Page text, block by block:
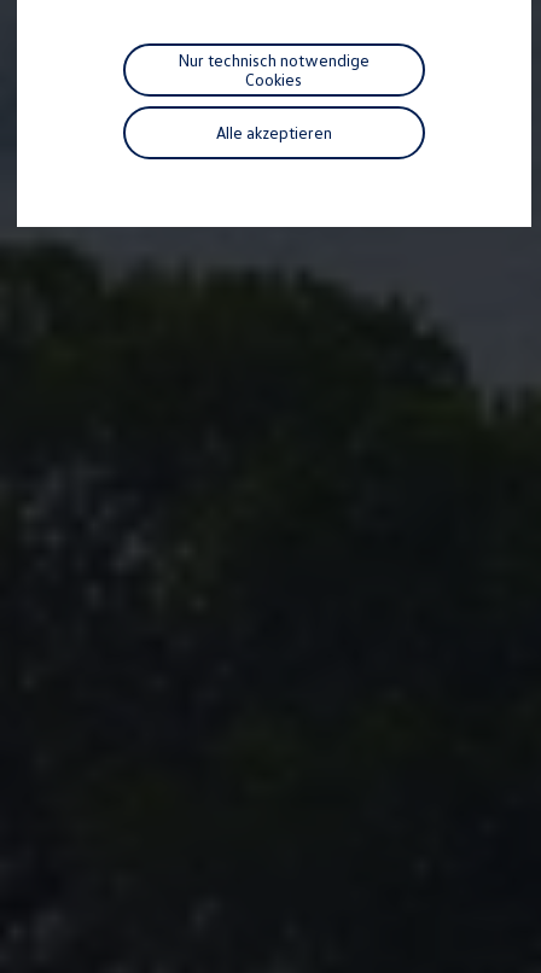
Individualisieren
Wallbox und Ladekabel
Digitale Extras
Dienste für Ihr Modell finden
Volkswagen Apps, Login und Shop
Handy und Fahrzeug verbinden
Vorgängermodelle
Volkswagen Kundenbetreuung
Alle akzeptieren
Nur technisch notwendige
Cookies